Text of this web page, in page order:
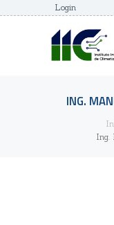
Login
ING.
Ing.
INICIO